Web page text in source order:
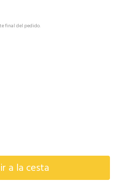
final del pedido.
a la cesta